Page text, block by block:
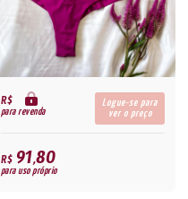
R$
para revenda
Logue-se para
ver o preço
R$91,80
para uso próprio